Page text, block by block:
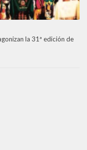
la 31ª edición de